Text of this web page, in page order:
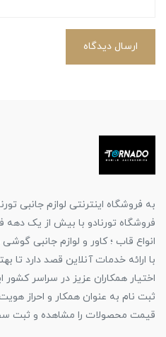
ارسال دیدگاه
به فروشگاه اینترنتی لوازم جانبی
فروشگاه تورنادو با بیش از یک
انواع قاب ؛ کاور و لوازم جانبی
با ارائه خدمات آنلاین قصد دارد
اختیار همکاران عزیز در سراسر کشور
قیمت محصولات را مشاهده و ثبت